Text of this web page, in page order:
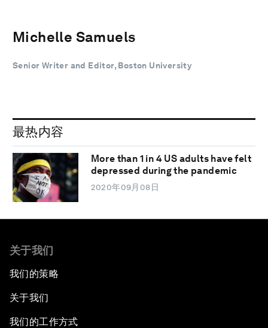
Michelle Samuels
Senior Writer and Editor, Boston University
最热内容
More than 1 in 4 US adults have felt
depressed during the pandemic
2020年09月08日
关于我们
我们的策略
关于我们
我们的工作方式